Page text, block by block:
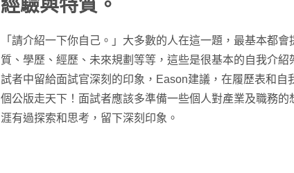
經驗與特質。
「請介紹一下你自己。」大多數的人在這一題，最基本都
質、學歷、經歷、未來規劃等等，這些是很基本的自我介紹
試者中留給面試官深刻的印象，Eason建議，在履歷表和自
個公版走天下！面試者應該多準備一些個人對產業及職務
涯有過探索和思考，留下深刻印象。